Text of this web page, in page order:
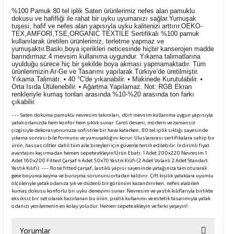
%100 Pamuk 80 tel iplik Saten ürünlerimiz nefes alan pamuklu
dokusu ve hafifliği ile rahat bir uyku uyumanızı sağlar.Yumuşak
tuşesi, hafif ve nefes alan yapısıyla uyku kalitenizi arttırır.OEKO-
TEX,AMFORİ,TSE,ORGANIC TEXTILE Sertifikalı %100 pamuk
kullanılarak üretilen ürünlerimiz, terletme yapmaz ve
yumuşaktır.Baskı,boya içerikleri neticesinde hiçbir kanserojen madde
barındırmaz.4 mevsim kullanıma uygundur. Yıkama talimatlarına
uyulduğu sürece hiç bir şekilde boya akması yapmamaktadır. Tüm
ürünlerimizin Ar-Ge ve Tasarımı yapılarak Türkiye’de üretilmiştir.
Yıkama Talimatı: • 40 °C'de yıkanabilir. • Makinede Kurutulabilir. •
Orta Isıda Ütülenebilir. • Ağartma Yapılamaz. Not: RGB Ekran
renkleriyle kumaş tonları arasında %10-%20 arasında ton farkı
çıkabilir.
--- Saten dokuma pamuklu nevresim takımları, dört mevsim kullanıma uygun yapısıyla
yatak odanızda hem konfor hem şıklık sunar. Carol deseni, modern ve zamansız
çizgisiyle dekorasyonunuza sofistike bir hava katarken, 80 tel iplik sıklığı sayesinde
yıkama sonrası bile formunu ve yumuşaklığını korur. Uluslararası sertifikalara sahip bu
ürün, hassas ciltler dahil tüm aile bireyleri için güvenle tercih edilebilir. İndirimli fiyat
avantajını kaçırmadan hemen sepete ekleyin!Ürün Ebatı: 1 Adet 200x220 Nevresim 1
Adet 160x200 Fitted Çarşaf 4 Adet 50x70 Yastık Kılıfı (2 Adet Volanlı 2 Adet Standart
Yastık Kılıfı). --- Rose fitted çarşaf, lastikli yapısı sayesinde yatağınıza tam oturarak
gece boyunca kayma ve buruşma sorununu ortadan kaldırır. Çift kişilik yataklara uyumlu
ölçüleriyle yatak odanıza şık ve düzenli bir görünüm kazandırırken, nefes alabilen
kumaş dokusu konforlu bir uyku deneyimi sunar. Nevresim ve yastık kılıflarıyla birlikte
eksiksiz bir set olarak hazırlanan bu ürün, pratik kullanımı ve estetik tasarımıyla yatak
odanızı yenilemenin en kolay yoludur. Hemen sepete ekleyin ve farkı yaşayın!
Yorumlar